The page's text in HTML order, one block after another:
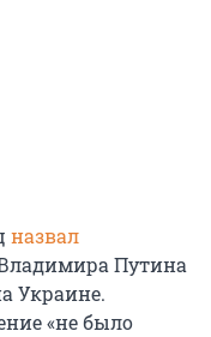
назвал
Путина
Украине.
«не было